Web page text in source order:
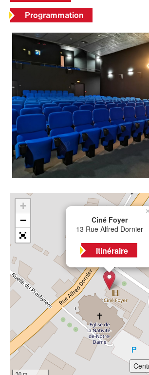
Programmation
Ciné Foyer
13 Rue Alfred Dornier
Itinéraire
×
+
−
30 m